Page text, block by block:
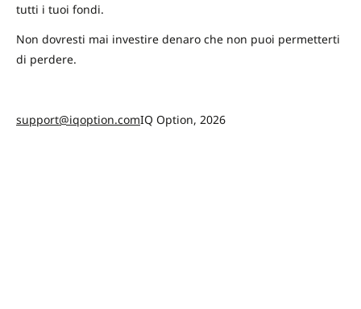
tutti i tuoi fondi.
Non dovresti mai investire denaro che non puoi permetterti
di perdere.
support@iqoption.comIQ Option, 2026